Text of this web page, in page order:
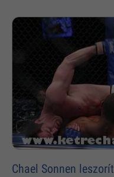
Chael Sonnen leszorít